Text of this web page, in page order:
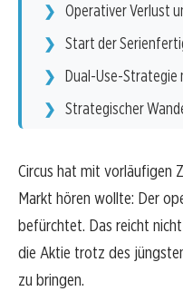
Operativer Verlust
Start der
Dual-Use-
Strategischer
Circus hat mit vorläufigen
Markt hören wollte: Der
befürchtet. Das reicht
die Aktie trotz des
zu bringen.